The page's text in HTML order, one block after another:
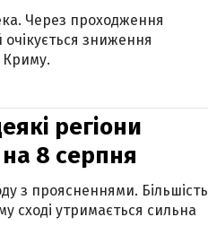
Через проходження
зниження
Криму.
регіони
8 серпня
з проясненнями. Більшість
сході утримається сильна